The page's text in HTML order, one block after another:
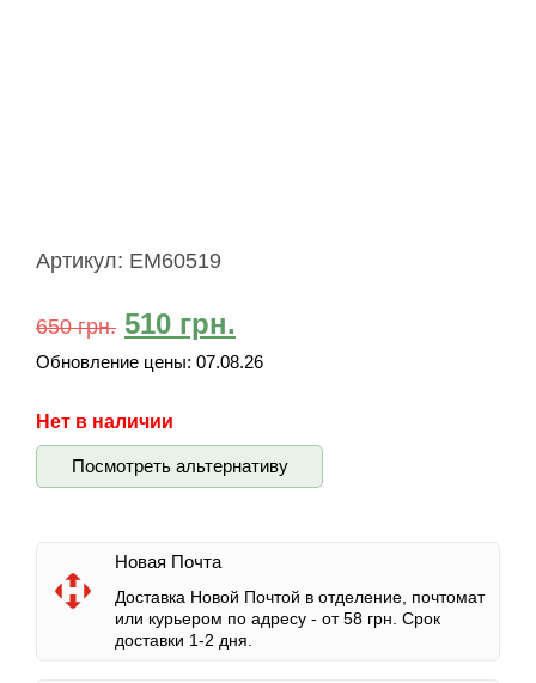
Артикул: EM60519
650грн. 510 грн.
Обновление цены: 07.08.26
Нет в наличии
Посмотреть альтернативу
Новая Почта
Доставка Новой Почтой в отделение, почтомат
или курьером по адресу - от 58 грн. Срок
доставки 1-2 дня.